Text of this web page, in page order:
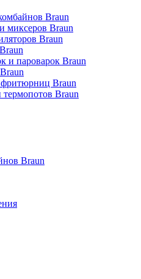
Braun
миксеров Braun
Braun
и пароварок Braun
фритюрниц Braun
термопотов Braun
Braun